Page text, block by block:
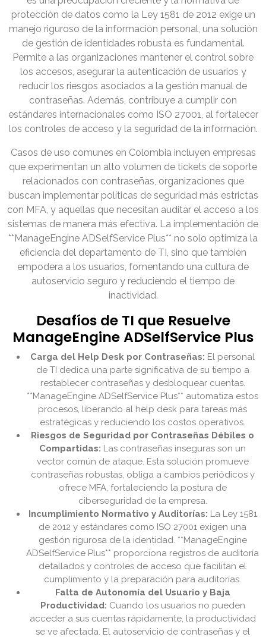
protección de datos como la Ley 1581 de 2012 exige un
manejo riguroso de la información personal, una solución
de gestión de identidades robusta es fundamental.
Permite a las organizaciones mantener el control sobre
los accesos, asegurar la autenticación de usuarios y
reducir los riesgos asociados a la gestión manual de
contraseñas. Además, contribuye a cumplir con
estándares internacionales como ISO 27001, al fortalecer
los controles de acceso y la seguridad de la información.
Casos de uso comunes en Colombia incluyen empresas
que experimentan un alto volumen de tickets de soporte
relacionados con contraseñas, organizaciones que
buscan implementar políticas de seguridad más estrictas
con MFA, y aquellas que necesitan auditar el acceso a los
sistemas de manera más efectiva. La implementación de
**ManageEngine ADSelfService Plus** no solo optimiza la
eficiencia del departamento de TI, sino que también
empodera a los usuarios, fomentando una cultura de
autoservicio seguro y reduciendo el tiempo de
inactividad.
Desafíos de TI que Resuelve
ManageEngine ADSelfService Plus
Carga del Help Desk por Contraseñas: El personal
de TI dedica una parte significativa de su tiempo a
restablecer contraseñas y desbloquear cuentas.
**ManageEngine ADSelfService Plus** automatiza estos
procesos, liberando al help desk para tareas más
estratégicas y reduciendo los costos operativos.
Riesgos de Seguridad por Contraseñas Débiles o
Compartidas: Las contraseñas inseguras son un
vector común de ataque. Esta solución promueve
contraseñas robustas, obliga a cambios periódicos y
ofrece MFA, fortaleciendo la postura de
ciberseguridad de la empresa.
Incumplimiento Normativo y Auditorías: La Ley 1581
de 2012 y estándares como ISO 27001 exigen una
gestión rigurosa de la identidad. **ManageEngine
ADSelfService Plus** proporciona registros de auditoría
detallados y controles de acceso que facilitan el
cumplimiento y la preparación para auditorías.
Falta de Autonomía del Usuario y Baja
Productividad: Cuando los usuarios no pueden
acceder a sus cuentas rápidamente, la productividad
se ve afectada. El autoservicio de contraseñas y el